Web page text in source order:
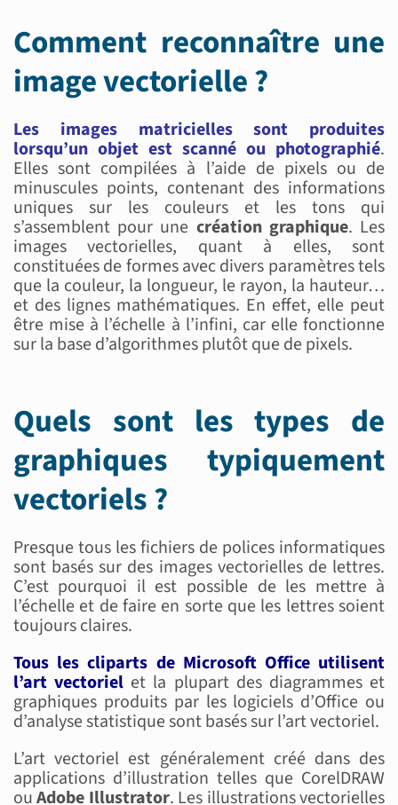
Comment reconnaître une
image vectorielle ?
Les images matricielles sont produites
lorsqu’un objet est scanné ou photographié.
Elles sont compilées à l’aide de pixels ou de
minuscules points, contenant des informations
uniques sur les couleurs et les tons qui
s’assemblent pour une création graphique. Les
images vectorielles, quant à elles, sont
constituées de formes avec divers paramètres tels
que la couleur, la longueur, le rayon, la hauteur…
et des lignes mathématiques. En effet, elle peut
être mise à l’échelle à l’infini, car elle fonctionne
sur la base d’algorithmes plutôt que de pixels.
Quels sont les types de
graphiques typiquement
vectoriels ?
Presque tous les fichiers de polices informatiques
sont basés sur des images vectorielles de lettres.
C’est pourquoi il est possible de les mettre à
l’échelle et de faire en sorte que les lettres soient
toujours claires.
Tous les cliparts de Microsoft Office utilisent
l’art vectoriel et la plupart des diagrammes et
graphiques produits par les logiciels d’Office ou
d’analyse statistique sont basés sur l’art vectoriel.
L’art vectoriel est généralement créé dans des
applications d’illustration telles que CorelDRAW
ouAdobe Illustrator. Les illustrations vectorielles